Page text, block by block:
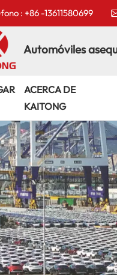
: +86 -13611580699
Automóviles
ACERCA DE
KAITONG